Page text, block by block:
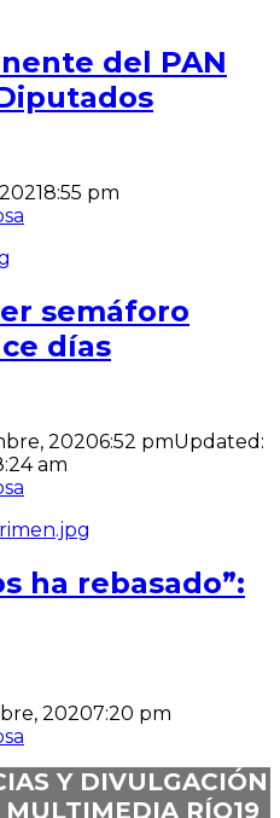
del PAN
8:55 pm
semáforo
días
20206:52 pmUpdated:
am
ha rebasado”:
20207:20 pm
Y DIVULGACIÓN
RÍO19